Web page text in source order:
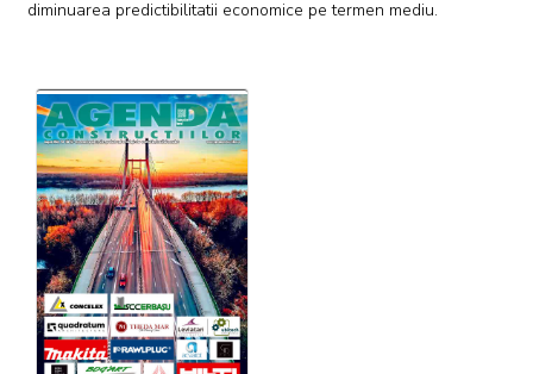
diminuarea predictibilitatii economice pe termen mediu.